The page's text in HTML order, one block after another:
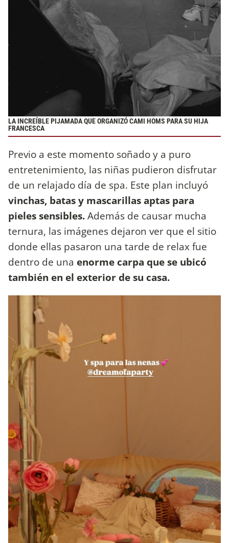
LA INCREÍBLE PIJAMADA QUE ORGANIZÓ CAMI HOMS PARA SU HIJA
FRANCESCA
Previo a este momento soñado y a puro
entretenimiento, las niñas pudieron disfrutar
de un relajado día de spa. Este plan incluyó
vinchas, batas y mascarillas aptas para
pieles sensibles.Además de causar mucha
ternura, las imágenes dejaron ver que el sitio
donde ellas pasaron una tarde de relax fue
dentro de una enorme carpa que se ubicó
también en el exterior de su casa.